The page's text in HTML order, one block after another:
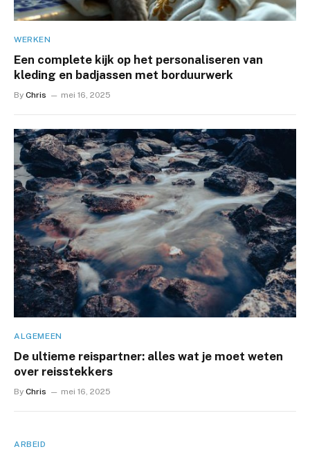
WERKEN
Een complete kijk op het personaliseren van
kleding en badjassen met borduurwerk
By Chris mei 16, 2025
ALGEMEEN
De ultieme reispartner: alles wat je moet weten
over reisstekkers
By Chris mei 16, 2025
ARBEID